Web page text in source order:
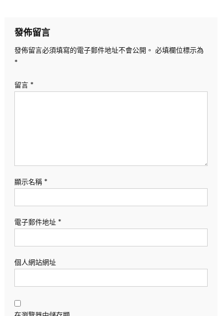
覽
發佈留言
發佈留言必須填寫的電子郵件地址不會公開。 必填欄位標示為
*
留言 *
顯示名稱 *
電子郵件地址 *
個人網站網址